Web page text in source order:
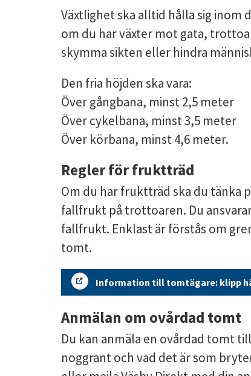
Växtlighet ska alltid hålla sig inom
om du har växter mot gata,
skymma sikten eller hindra
Den fria höjden ska vara:
Över gångbana, minst 2,5 meter
Över cykelbana, minst 3,5 meter
Över körbana, minst 4,6 meter.
Regler för fruktträd
Om du har fruktträd ska du tänka
fallfrukt på trottoaren. Du
fallfrukt. Enklast är förstås om
tomt.
Information till tomtägare: klipp
Anmälan om ovårdad tomt
​Du kan anmäla en ovårdad tomt
noggrant och vad det är som